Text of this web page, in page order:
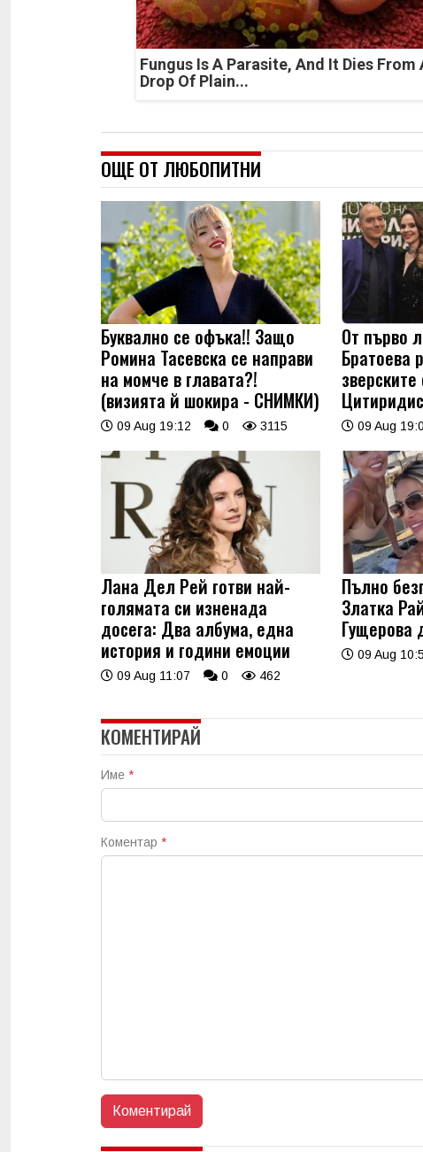
Fungus Is A Parasite, And It Dies From
Drop Of Plain...
ОЩЕ ОТ ЛЮБОПИТНИ
Буквално се офъка!! Защо
Ромина Тасевска се направи
на момче в главата?!
(визията й шокира - СНИМКИ)
09 Aug 19:12 0 3115
От първо
Братоева
зверските
09 Aug
Лана Дел Рей готви най-
голямата си изненада
досега: Два албума, една
история и години емоции
09 Aug 11:07 0 462
Пълно
Златка
Гущерова
09 Aug
КОМЕНТИРАЙ
Име *
Коментар *